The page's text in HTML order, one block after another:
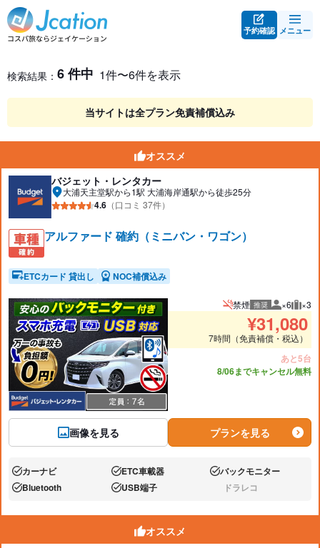
予約確認 メニュー
レンタカー検索・比較
レンタカー検索結果
検索結果： 6 件中 1件〜6件を表示
当サイトは全プラン免責補償込み
オススメ
バジェット・レンタカー
大浦天主堂駅から1駅 大浦海岸通駅から徒歩25分
4.6 （口コミ 37件）
アルファード 確約（ミニバン・ワゴン）
ETCカード 貸出し NOC補償込み
画像を見る
禁煙 推奨 推奨人数
×6 推奨
×3
¥31,080
7時間（免責補償・税込）
あと5台
8/06までキャンセル無料
プランを見る
あり:カーナビ あり:ETC車載器 あり:バックモニター
あり:Bluetooth あり:USB端子 なし:ドラレコ
オススメ